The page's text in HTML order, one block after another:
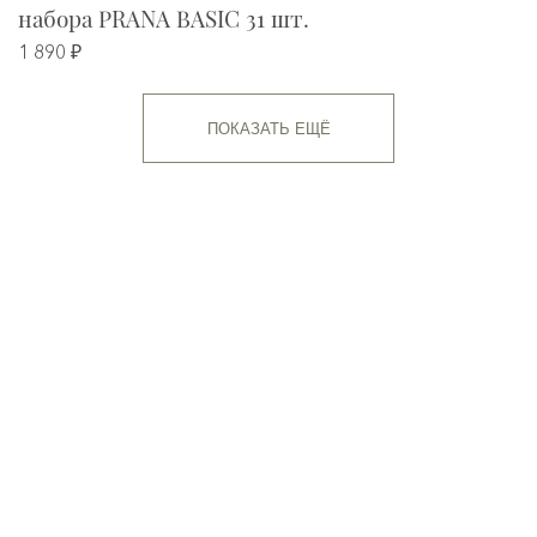
набора PRANA BASIC 31 шт.
1 890 ₽
ПОКАЗАТЬ ЕЩЁ